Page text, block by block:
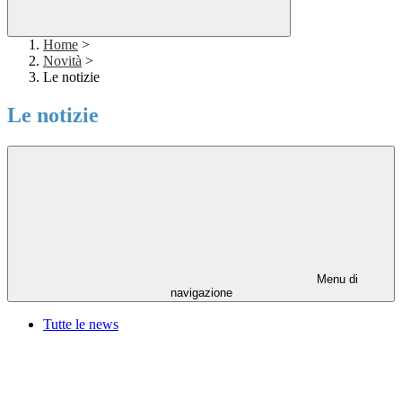
Home >
Novità >
Le notizie
Le notizie
Menu di
navigazione
Tutte le news